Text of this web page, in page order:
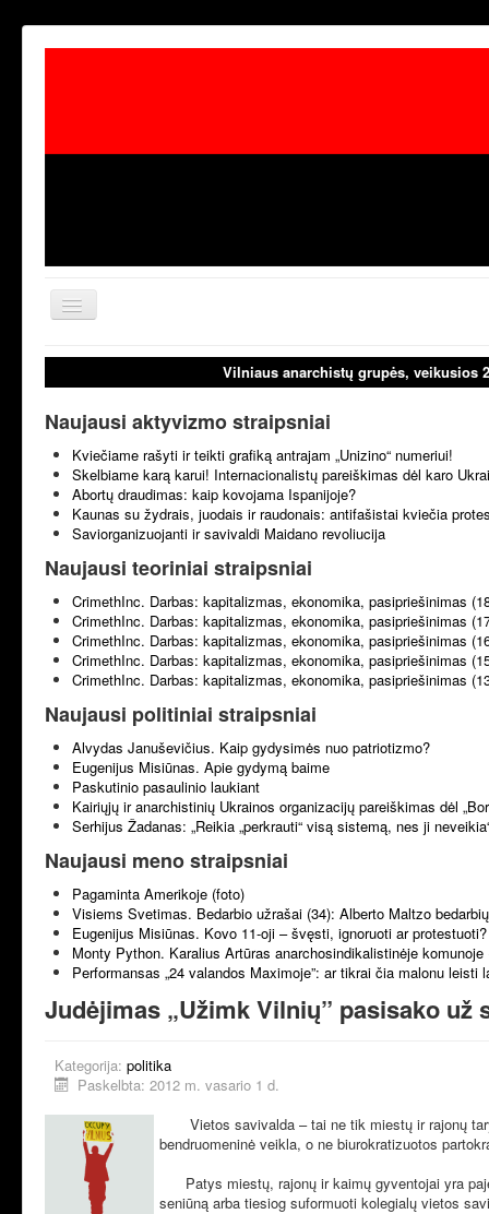
Toggle
Navigation
aktualijos
laisvoji
Vilniaus anarchistų grupės, veikusios
Naujausi aktyvizmo straipsniai
Kviečiame rašyti ir teikti grafiką antrajam „Unizino“ numeriui!
Skelbiame karą karui! Internacionalistų pareiškimas dėl karo
Abortų draudimas: kaip kovojama Ispanijoje?
Kaunas su žydrais, juodais ir raudonais: antifašistai kviečia
Saviorganizuojanti ir savivaldi Maidano revoliucija
Naujausi teoriniai straipsniai
CrimethInc. Darbas: kapitalizmas, ekonomika, pasipriešinimas
CrimethInc. Darbas: kapitalizmas, ekonomika, pasipriešinimas
CrimethInc. Darbas: kapitalizmas, ekonomika, pasipriešinimas
CrimethInc. Darbas: kapitalizmas, ekonomika, pasipriešinimas
CrimethInc. Darbas: kapitalizmas, ekonomika, pasipriešinimas
Naujausi politiniai straipsniai
Alvydas Januševičius. Kaip gydysimės nuo patriotizmo?
Eugenijus Misiūnas. Apie gydymą baime
Paskutinio pasaulinio laukiant
Kairiųjų ir anarchistinių Ukrainos organizacijų pareiškimas dėl
Serhijus Žadanas: „Reikia „perkrauti“ visą sistemą, nes ji
Naujausi meno straipsniai
Pagaminta Amerikoje (foto)
Visiems Svetimas. Bedarbio užrašai (34): Alberto Maltzo
Eugenijus Misiūnas. Kovo 11-oji – švęsti, ignoruoti ar protestuoti?
Monty Python. Karalius Artūras anarchosindikalistinėje komunoje
Performansas „24 valandos Maximoje”: ar tikrai čia malonu leisti
Judėjimas „Užimk Vilnių” pasisako
Kategorija: politika
Paskelbta: 2012 m. vasario 1 d.
Vietos savivalda – tai ne tik miestų ir rajonų
bendruomeninė veikla, o ne biurokratizuotos
Patys miestų, rajonų ir kaimų gyventojai yra
seniūną arba tiesiog suformuoti kolegialų vietos